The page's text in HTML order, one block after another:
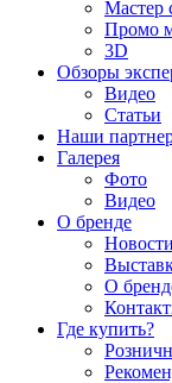
Мастер
Промо
3D
Обзоры
Видео
Статьи
Наши
Галерея
Фото
Видео
О бренде
Новости
О
Где купить?